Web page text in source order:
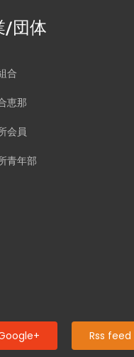
/団体
合
恵那
会員
青年部
Rss feed